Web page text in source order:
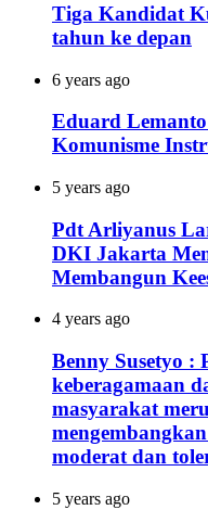
Tiga Kandidat
tahun ke depan
6 years ago
Eduard
Komunisme
5 years ago
Pdt Arliyanus
DKI Jakarta
Membangun
4 years ago
Benny Susetyo :
keberagamaan
masyarakat
moderat dan
5 years ago